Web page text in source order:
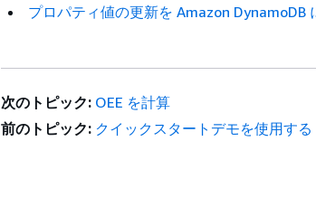
プロパティ値の更新を Amazon DynamoDB
次のトピック: OEE を計算
前のトピック: クイックスタートデモを使用する